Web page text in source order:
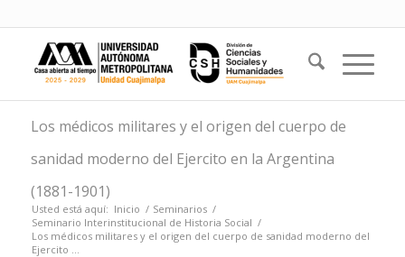
Los médicos militares y el origen del cuerpo de
sanidad moderno del Ejercito en la Argentina
(1881-1901)
Usted está aquí: Inicio / Seminarios /
Seminario Interinstitucional de Historia Social /
Los médicos militares y el origen del cuerpo de sanidad moderno del
Ejercito ...